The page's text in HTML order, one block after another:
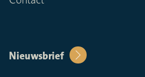
Nieuwsbrief